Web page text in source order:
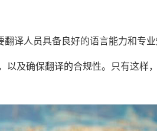
译人员具备良好的语言能力和专
以及确保翻译的合规性。只有这样